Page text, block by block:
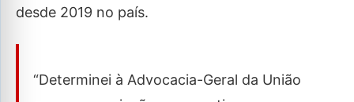
desde 2019 no país.
“Determinei à Advocacia-Geral da União